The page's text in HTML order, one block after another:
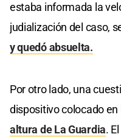
estaba informada la
judialización del caso,
y quedó absuelta.
Por otro lado, una
dispositivo colocado en
altura de La Guardia.